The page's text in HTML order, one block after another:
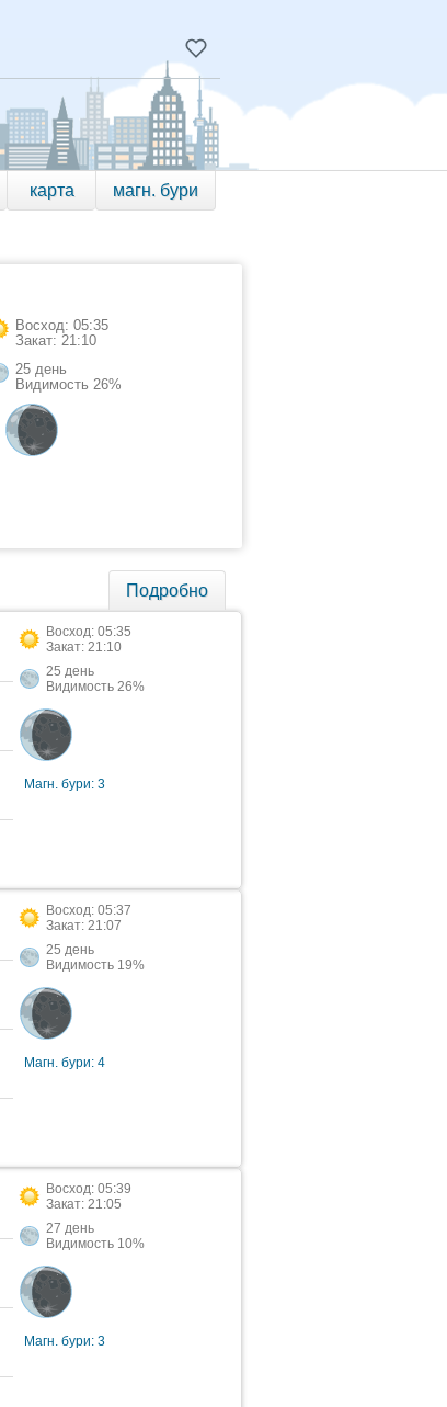
карта магн. бури
Восход: 05:35
Закат: 21:10
25 день
Видимость 26%
Подробно
Восход: 05:35
Закат: 21:10
25 день
Видимость 26%
Магн. бури: 3
Восход: 05:37
Закат: 21:07
25 день
Видимость 19%
Магн. бури: 4
Восход: 05:39
Закат: 21:05
27 день
Видимость 10%
Магн. бури: 3